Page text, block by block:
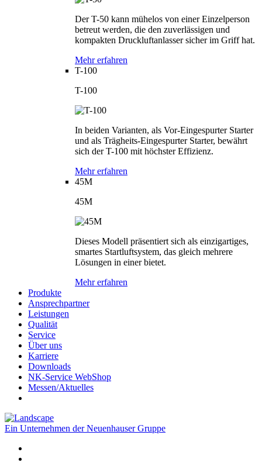
Der T-50 kann mühelos von einer Einzelperson
betreut werden, die den zuverlässigen und
kompakten Druckluftanlasser sicher im Griff hat.
Mehr erfahren
T-100
T-100
In beiden Varianten, als Vor-Eingespurter Starter
und als Trägheits-Eingespurter Starter, bewährt
sich der T-100 mit höchster Effizienz.
Mehr erfahren
45M
45M
Dieses Modell präsentiert sich als einzigartiges,
smartes Startluftsystem, das gleich mehrere
Lösungen in einer bietet.
Mehr erfahren
Produkte
Ansprechpartner
Leistungen
Qualität
Service
Über uns
Karriere
Downloads
NK-Service WebShop
Messen/Aktuelles
Ein Unternehmen der Neuenhauser Gruppe